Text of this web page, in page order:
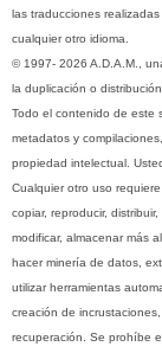
las traducciones
cualquier otro idioma.
© 1997- 2026 A.D.A.M.,
la duplicación o
Todo el contenido de este
metadatos y
propiedad intelectual.
Cualquier otro uso
copiar, reproducir,
modificar, almacenar más
hacer minería de datos,
utilizar herramientas
creación de
recuperación. Se prohíbe